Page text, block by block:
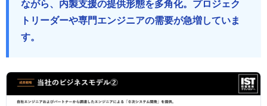
ながら、内製支援の提供形態を多角化。プロジェク
トリーダーや専門エンジニアの需要が急増していま
す。